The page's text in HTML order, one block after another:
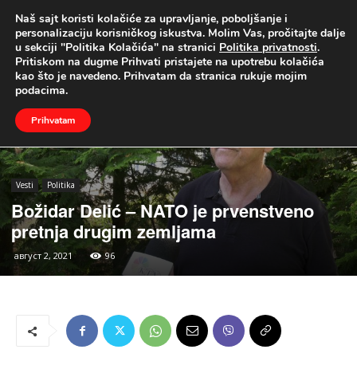
UŽIVO
Naslovna Vesti Politika
Vesti Politika
Božidar Delić – NATO je prvenstveno
pretnja drugim zemljama
август 2, 2021 96
Naš sajt koristi kolačiće za upravljanje, poboljšanje i
personalizaciju korisničkog iskustva. Molim Vas, pročitajte dalje
u sekciji "Politika Kolačića" na stranici Politika privatnosti.
Pritiskom na dugme Prihvati pristajete na upotrebu kolačića
kao što je navedeno. Prihvatam da stranica rukuje mojim
podacima.
Prihvatam